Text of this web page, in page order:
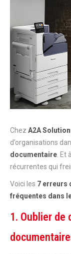
Chez A2A
d’organisations
documentaire .
récurrentes qui
Voici les 7 erreurs
fréquentes dans
1. Oublier de